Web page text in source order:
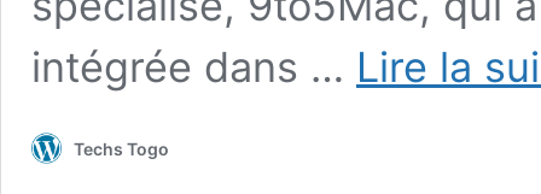
intégrée dans … Lire la
Techs Togo